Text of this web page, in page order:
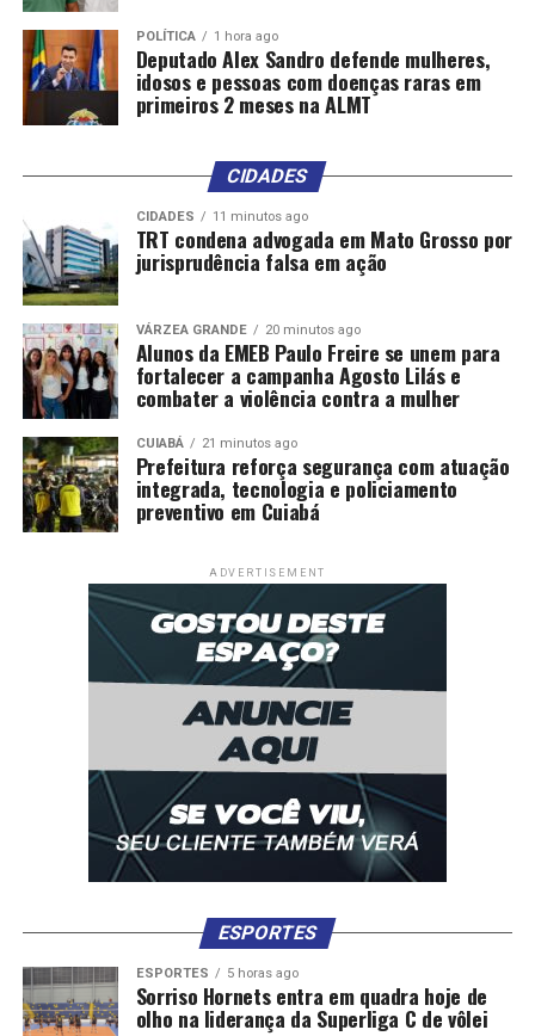
RELATED TOPICS: AMPLIAÇÃO CBA CIDADES
CUIABÁ
DESTAQUE
DISCUTEM EDUCAÇÃO
GOVERNADOR
INFANTIL
OBRAS PREFEITO SAÚDE VAGAS
UP NEXT
Projeto Pomar nas Escolas incentiva educação
ambiental e arborização em Cuiabá
DON'T MISS
Cuiabá mantém cenário estável para meningite e
reforça importância da vacinação e do diagnóstico
precoce
POLÍTICA 1 hora ago
Deputado Alex Sandro defende mulheres,
idosos e pessoas com doenças raras em
primeiros 2 meses na ALMT
CIDADES
CIDADES 11 minutos ago
TRT condena advogada em Mato Grosso por
jurisprudência falsa em ação
VÁRZEA GRANDE 20 minutos ago
Alunos da EMEB Paulo Freire se unem para
fortalecer a campanha Agosto Lilás e
combater a violência contra a mulher
CUIABÁ 21 minutos ago
Prefeitura reforça segurança com atuação
integrada, tecnologia e policiamento
preventivo em Cuiabá
ADVERTISEMENT
ESPORTES
ESPORTES 5 horas ago
Sorriso Hornets entra em quadra hoje de
olho na liderança da Superliga C de vôlei